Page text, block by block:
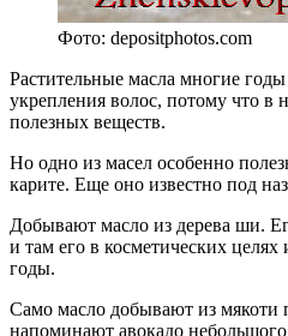
Фото: depositphotos.com
Растительные масла многие
укрепления волос, потому что в
полезных веществ.
Но одно из масел особенно
карите. Еще оно известно под
Добывают масло из дерева ши.
и там его в косметических
годы.
Само масло добывают из мякоти
напоминают авокадо